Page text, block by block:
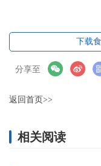
下载
分享至
返回首页>>
相关阅读